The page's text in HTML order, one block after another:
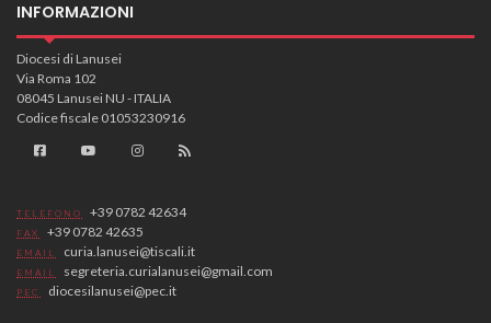
INFORMAZIONI
Diocesi di Lanusei
Via Roma 102
08045 Lanusei NU - ITALIA
Codice fiscale 01053230916
TELEFONO +39 0782 42634
FAX +39 0782 42635
EMAIL curia.lanusei@tiscali.it
EMAIL segreteria.curialanusei@gmail.com
PEC diocesilanusei@pec.it